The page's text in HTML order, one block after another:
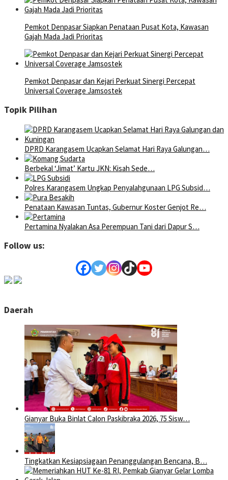
Pemkot Denpasar Siapkan Penataan Pusat Kota, Kawasan
Gajah Mada Jadi Prioritas
Pemkot Denpasar dan Kejari Perkuat Sinergi Percepat
Universal Coverage Jamsostek
Topik Pilihan
DPRD Karangasem Ucapkan Selamat Hari Raya Galungan…
Berbekal ‘Jimat’ Kartu JKN: Kisah Sede…
Polres Karangasem Ungkap Penyalahgunaan LPG Subsid…
Penataan Kawasan Tuntas, Gubernur Koster Genjot Re…
Pertamina Nyalakan Asa Perempuan Tani dari Dapur S…
Follow us:
Daerah
Gianyar Buka Binlat Calon Paskibraka 2026, 75 Sisw…
Tingkatkan Kesiapsiagaan Penanggulangan Bencana, B…